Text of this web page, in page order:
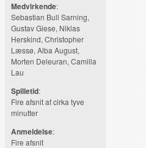
Medvirkende:
Sebastian Bull Sarning,
Gustav Giese, Niklas
Herskind, Christopher
Læssø, Alba August,
Morten Deleuran, Camilla
Lau
Spilletid:
Fire afsnit af cirka tyve
minutter
Anmeldelse:
Fire afsnit